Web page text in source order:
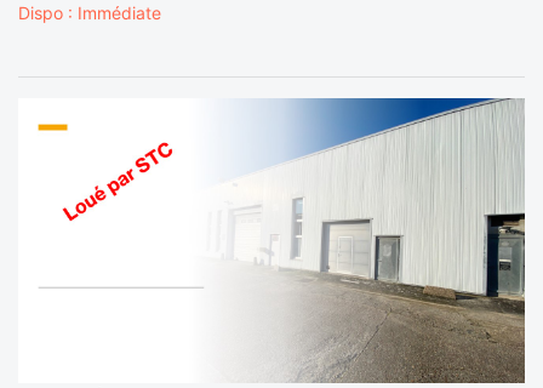
Dispo : Immédiate